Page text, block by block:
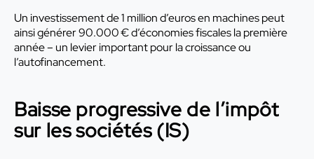
Un investissement de 1 million d’euros en machines peut
ainsi générer 90.000 € d’économies fiscales la première
année – un levier important pour la croissance ou
l’autofinancement.
Baisse progressive de l’impôt
sur les sociétés (IS)